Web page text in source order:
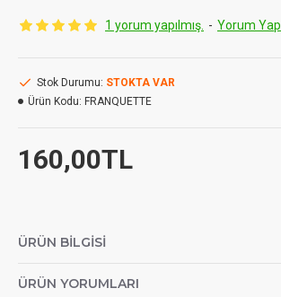
1 yorum yapılmış. - Yorum Yap
160,00TL
Stok Durumu: STOKTA VAR
Ürün Kodu: FRANQUETTE
ÜRÜN BILGISI
ÜRÜN YORUMLARI